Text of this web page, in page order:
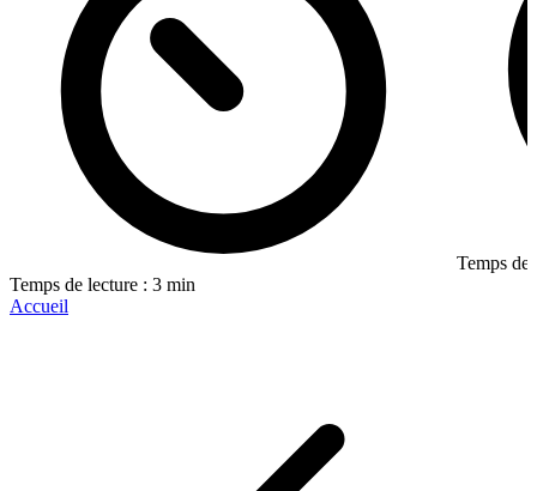
Temps de lecture : 3 min
Temps de
Accueil